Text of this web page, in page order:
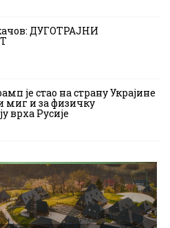
ДУГОТРАЈНИ
је стао на страну Украјине
миг и за физичку
врха Русије